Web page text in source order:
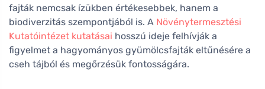
fajták nemcsak ízükben értékesebbek, hanem a
biodiverzitás szempontjából is. A Növénytermesztési
Kutatóintézet kutatásai hosszú ideje felhívják a
figyelmet a hagyományos gyümölcsfajták eltűnésére a
cseh tájból és megőrzésük fontosságára.